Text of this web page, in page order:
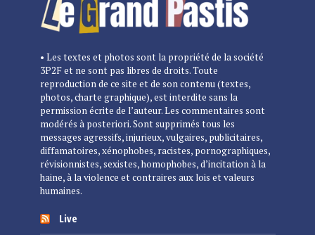
• Les textes et photos sont la propriété de la société
3P2F et ne sont pas libres de droits. Toute
reproduction de ce site et de son contenu (textes,
photos, charte graphique), est interdite sans la
permission écrite de l’auteur. Les commentaires sont
modérés à posteriori. Sont supprimés tous les
messages agressifs, injurieux, vulgaires, publicitaires,
diffamatoires, xénophobes, racistes, pornographiques,
révisionnistes, sexistes, homophobes, d’incitation à la
haine, à la violence et contraires aux lois et valeurs
humaines.
Live